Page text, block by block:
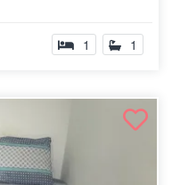
1 1